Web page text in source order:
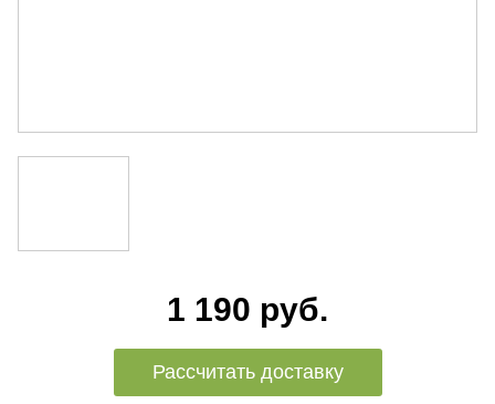
1 190 руб.
Рассчитать доставку